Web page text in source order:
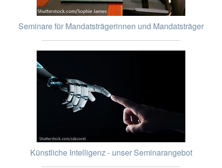
Seminare für Mandatsträgerinnen und Mandatsträger
Künstliche Intelligenz - unser Seminarangebot